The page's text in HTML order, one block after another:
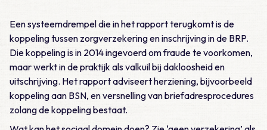
Een systeemdrempel die in het rapport terugkomt is de
koppeling tussen zorgverzekering en inschrijving in de BRP.
Die koppeling is in 2014 ingevoerd om fraude te voorkomen,
maar werkt in de praktijk als valkuil bij dakloosheid en
uitschrijving. Het rapport adviseert herziening, bijvoorbeeld
koppeling aan BSN, en versnelling van briefadresprocedures
zolang de koppeling bestaat.